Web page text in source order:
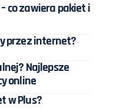
co zawiera pakiet i
przez internet?
Najlepsze
online
w Plus?